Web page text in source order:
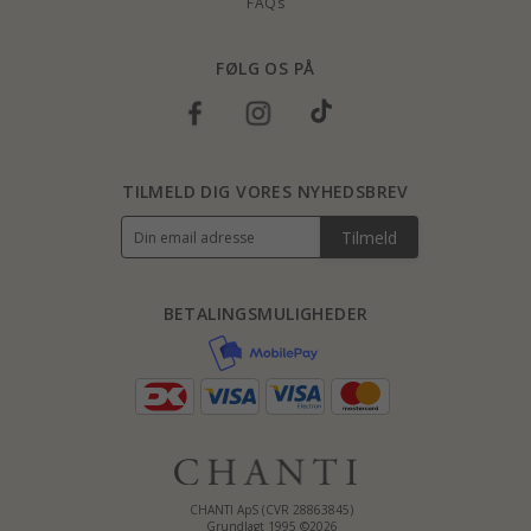
FØLG OS PÅ
CHANTI ApS (CVR 28863845)
Grundlagt 1995 ©2026
BETALINGSMULIGHEDER
TILMELD DIG VORES NYHEDSBREV
Tilmeld